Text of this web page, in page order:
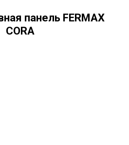
панель FERMAX
CORA